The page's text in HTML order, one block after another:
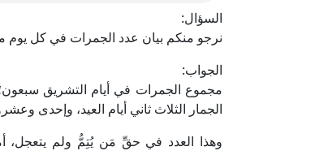
السؤال:
نرجو منكم بيان عدد الجمرات في كل يوم
الجواب:
مجموع الجمرات في أيام التشريق
الجمار الثلاث ثاني أيام العيد، وإحدى
وهذا العدد في حقِّ مَن يُتِمُّ ولم يتعجل،